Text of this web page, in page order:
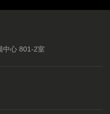
中心 801-2室